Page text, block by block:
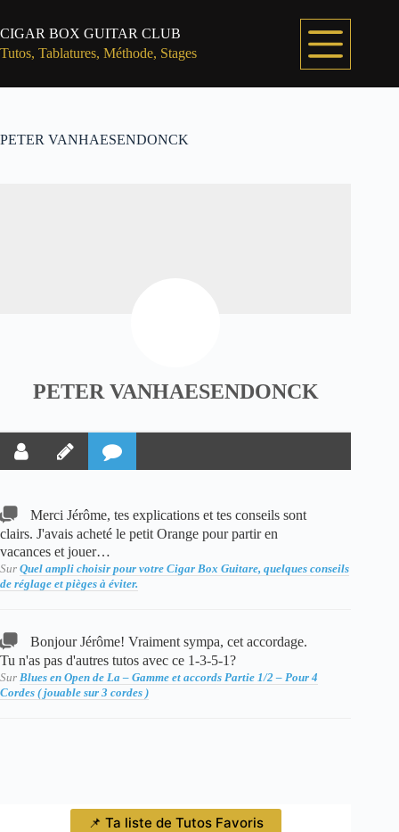
contenu
CIGAR BOX GUITAR CLUB
Tutos, Tablatures, Méthode, Stages
PETER VANHAESENDONCK
PETER VANHAESENDONCK
Merci Jérôme, tes explications et tes conseils sont
clairs. J'avais acheté le petit Orange pour partir en
vacances et jouer…
Sur Quel ampli choisir pour votre Cigar Box Guitare, quelques conseils
de réglage et pièges à éviter.
Bonjour Jérôme! Vraiment sympa, cet accordage.
Tu n'as pas d'autres tutos avec ce 1-3-5-1?
Sur Blues en Open de La – Gamme et accords Partie 1/2 – Pour 4
Cordes ( jouable sur 3 cordes )
📌 Ta liste de Tutos Favoris